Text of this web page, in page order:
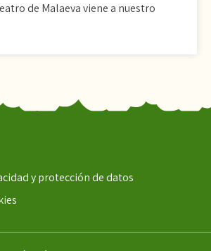
de Malaeva viene a nuestro
y protección de datos